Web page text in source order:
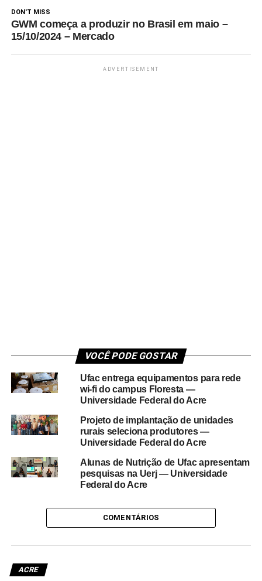
DON'T MISS
GWM começa a produzir no Brasil em maio –
15/10/2024 – Mercado
ADVERTISEMENT
VOCÊ PODE GOSTAR
Ufac entrega equipamentos para rede
wi-fi do campus Floresta —
Universidade Federal do Acre
Projeto de implantação de unidades
rurais seleciona produtores —
Universidade Federal do Acre
Alunas de Nutrição de Ufac apresentam
pesquisas na Uerj — Universidade
Federal do Acre
COMENTÁRIOS
ACRE